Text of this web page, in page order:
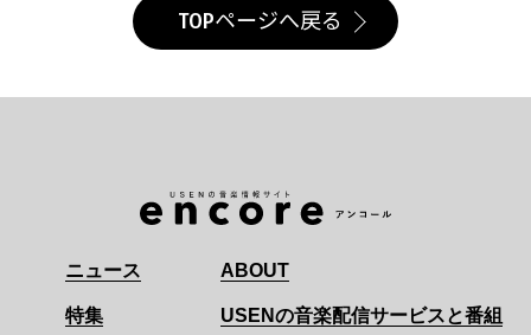
TOPページへ戻る
ニュース
特集
ABOUT
USENの音楽配信サービスと番組